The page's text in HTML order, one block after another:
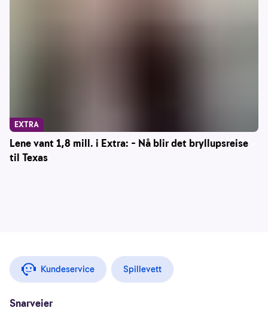
Lene vant 1,8 mill. i Extra: – Nå blir det bryllupsreise
til Texas
EXTRA
Kundeservice Spillevett
Snarveier